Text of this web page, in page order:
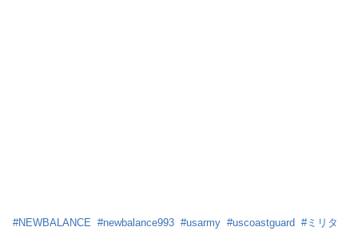
#NEWBALANCE #newbalance993 #usarmy #uscoastguard #ミリタ